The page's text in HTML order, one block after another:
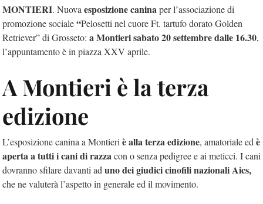
MONTIERI. Nuova esposizione caninaper l’associazione di
promozione sociale“Pelosetti nel cuore Ft. tartufo dorato Golden
Retriever” di Grosseto: a Montieri sabato 20 settembre dalle 16.30,
l’appuntamento è in piazza XXV aprile.
A Montieri è la terza
edizione
L’esposizione canina a Montieri è alla terza edizione, amatoriale ed è
aperta a tutti i cani di razzacon o senza pedigree e ai meticci. I cani
dovranno sfilare davanti ad uno dei giudici cinofili nazionali Aics,
che ne valuterà l’aspetto in generale ed il movimento.